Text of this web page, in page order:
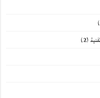
(2)